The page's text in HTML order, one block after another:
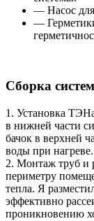
— Насос
—
Сборка
1. Установка
в нижней части
бачок в верхней
воды при нагреве.
2. Монтаж труб и
периметру
тепла. Я
эффективно
проникновению